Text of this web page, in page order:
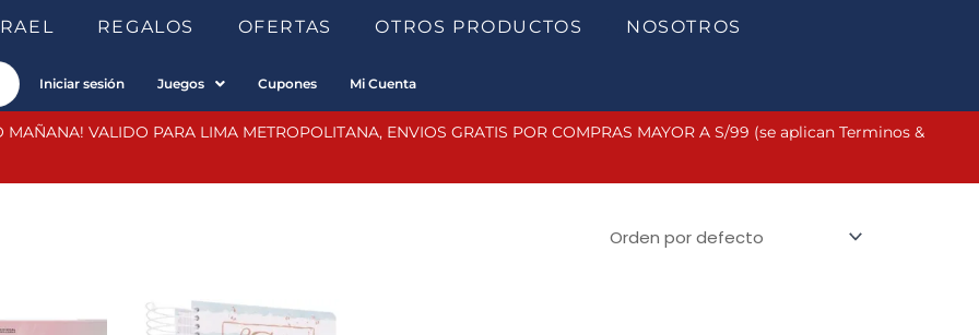
REGALOS OFERTAS OTROS PRODUCTOS NOSOTROS
Iniciar sesión Juegos Cupones Mi Cuenta
MAÑANA! VALIDO PARA LIMA METROPOLITANA, ENVIOS GRATIS POR COMPRAS MAYOR A S/99 (se aplican Terminos &